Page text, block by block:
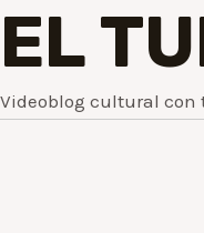
EL
Videoblog cultural con